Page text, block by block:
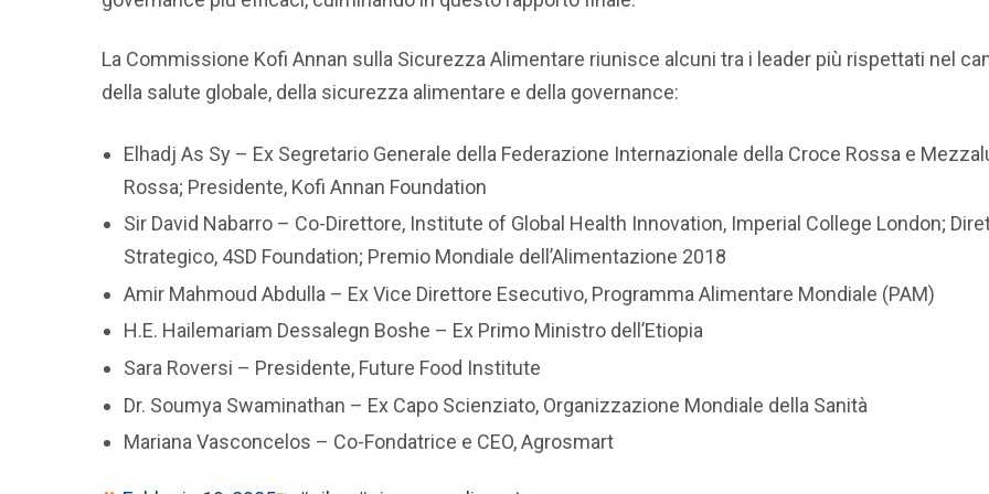
La Commissione Kofi Annan sulla Sicurezza Alimentare riunisce alcuni tra i leader più rispettati nel
della salute globale, della sicurezza alimentare e della governance:
Elhadj As Sy – Ex Segretario Generale della Federazione Internazionale della Croce Rossa e
Rossa; Presidente, Kofi Annan Foundation
Sir David Nabarro – Co-Direttore, Institute of Global Health Innovation, Imperial College London;
Strategico, 4SD Foundation; Premio Mondiale dell’Alimentazione 2018
Amir Mahmoud Abdulla – Ex Vice Direttore Esecutivo, Programma Alimentare Mondiale (PAM)
H.E. Hailemariam Dessalegn Boshe – Ex Primo Ministro dell’Etiopia
Sara Roversi – Presidente, Future Food Institute
Dr. Soumya Swaminathan – Ex Capo Scienziato, Organizzazione Mondiale della Sanità
Mariana Vasconcelos – Co-Fondatrice e CEO, Agrosmart